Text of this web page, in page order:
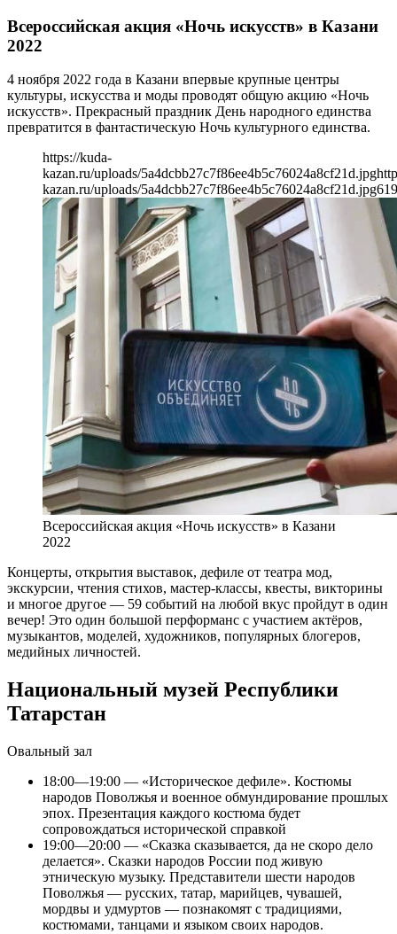
Всероссийская акция «Ночь искусств» в Казани
2022
4 ноября 2022 года в Казани впервые крупные центры
культуры, искусства и моды проводят общую акцию «Ночь
искусств». Прекрасный праздник День народного единства
превратится в фантастическую Ночь культурного единства.
https://kuda-
kazan.ru/uploads/5a4dcbb27c7f86ee4b5c76024a8cf21d.jpg
kazan.ru/uploads/5a4dcbb27c7f86ee4b5c76024a8cf21d.jpg619
Всероссийская акция «Ночь искусств» в Казани
2022
Концерты, открытия выставок, дефиле от театра мод,
экскурсии, чтения стихов, мастер-классы, квесты, викторины
и многое другое — 59 событий на любой вкус пройдут в один
вечер! Это один большой перформанс с участием актёров,
музыкантов, моделей, художников, популярных блогеров,
медийных личностей.
Национальный музей Республики
Татарстан
Овальный зал
18:00—19:00 — «Историческое дефиле». Костюмы
народов Поволжья и военное обмундирование прошлых
эпох. Презентация каждого костюма будет
сопровождаться исторической справкой
19:00—20:00 — «Сказка сказывается, да не скоро дело
делается». Сказки народов России под живую
этническую музыку. Представители шести народов
Поволжья — русских, татар, марийцев, чувашей,
мордвы и удмуртов — познакомят с традициями,
костюмами, танцами и языком своих народов.